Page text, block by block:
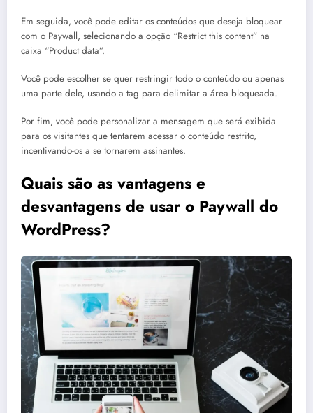
Em seguida, você pode editar os conteúdos que deseja bloquear
com o Paywall, selecionando a opção “Restrict this content” na
caixa “Product data”.
Você pode escolher se quer restringir todo o conteúdo ou apenas
uma parte dele, usando a tag para delimitar a área bloqueada.
Por fim, você pode personalizar a mensagem que será exibida
para os visitantes que tentarem acessar o conteúdo restrito,
incentivando-os a se tornarem assinantes.
Quais são as vantagens e
desvantagens de usar o Paywall do
WordPress?